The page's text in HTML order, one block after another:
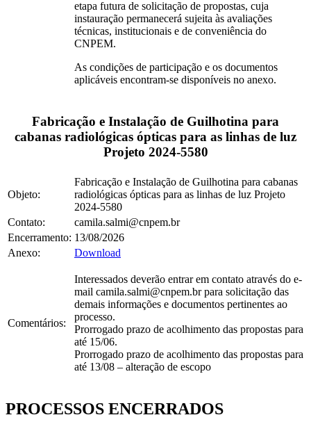
etapa futura de solicitação de propostas, cuja
instauração permanecerá sujeita às avaliações
técnicas, institucionais e de conveniência do
CNPEM.
As condições de participação e os documentos
aplicáveis encontram-se disponíveis no anexo.
Fabricação e Instalação de Guilhotina para
cabanas radiológicas ópticas para as linhas de luz
Projeto 2024-5580
Objeto:
Fabricação e Instalação de Guilhotina para cabanas
radiológicas ópticas para as linhas de luz Projeto
2024-5580
Contato:
camila.salmi@cnpem.br
Encerramento: 13/08/2026
Anexo:
Download
Comentários:
Interessados deverão entrar em contato através do e-
mail camila.salmi@cnpem.br para solicitação das
demais informações e documentos pertinentes ao
processo.
Prorrogado prazo de acolhimento das propostas para
até 15/06.
Prorrogado prazo de acolhimento das propostas para
até 13/08 – alteração de escopo
PROCESSOS ENCERRADOS